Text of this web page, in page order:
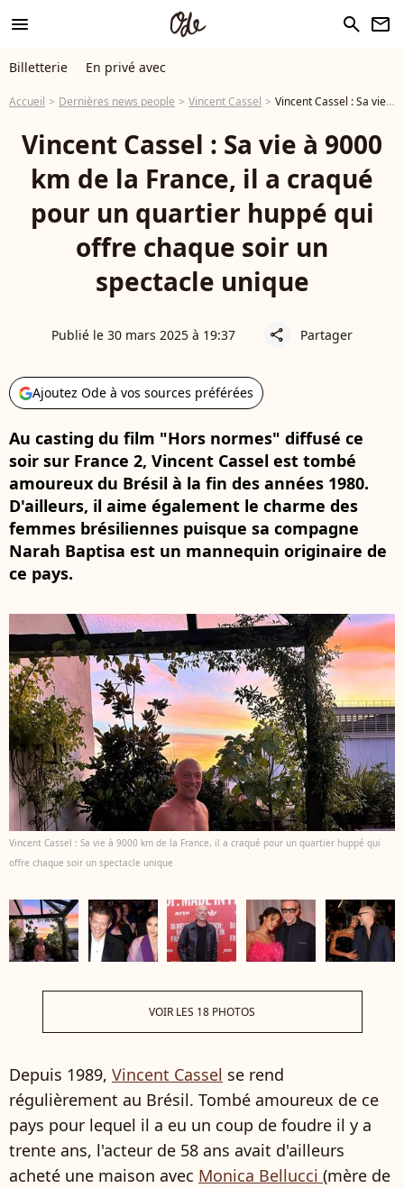
menu search newsletter
Billetterie En privé avec
Accueil Dernières news people Vincent Cassel Vincent Cassel : Sa vie à 9000 km de la France, il a craqué pour un quartier huppé qui offre chaque soir un spectacle unique
Vincent Cassel : Sa vie à 9000
km de la France, il a craqué
pour un quartier huppé qui
offre chaque soir un
spectacle unique
Publié le 30 mars 2025 à 19:37 share Partager
Ajoutez Ode à vos sources préférées
Au casting du film "Hors normes" diffusé ce
soir sur France 2, Vincent Cassel est tombé
amoureux du Brésil à la fin des années 1980.
D'ailleurs, il aime également le charme des
femmes brésiliennes puisque sa compagne
Narah Baptisa est un mannequin originaire de
ce pays.
Vincent Cassel : Sa vie à 9000 km de la France, il a craqué pour un quartier huppé qui
offre chaque soir un spectacle unique
VOIR LES 18 PHOTOS
Depuis 1989, Vincent Cassel se rend
régulièrement au Brésil. Tombé amoureux de ce
pays pour lequel il a eu un coup de foudre il y a
trente ans, l'acteur de 58 ans avait d'ailleurs
acheté une maison avec Monica Bellucci (mère de